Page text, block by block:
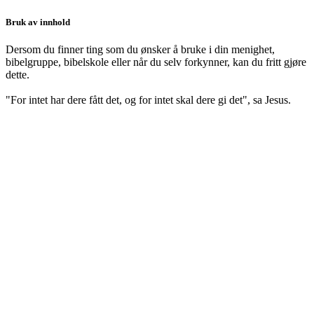
Bruk av innhold
Dersom du finner ting som du ønsker å bruke i din menighet,
bibelgruppe, bibelskole eller når du selv forkynner, kan du fritt gjøre
dette.
"For intet har dere fått det, og for intet skal dere gi det", sa Jesus.